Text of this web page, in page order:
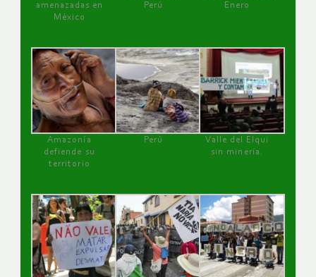
amenazadas en
México
Perú
Enero
Amazonía
defiende su
territorio
Perú
Valle del Elqui
sin minería.